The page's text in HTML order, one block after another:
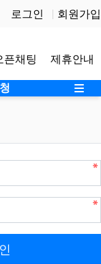
로그인 회원가입
픈채팅 제휴안내
사